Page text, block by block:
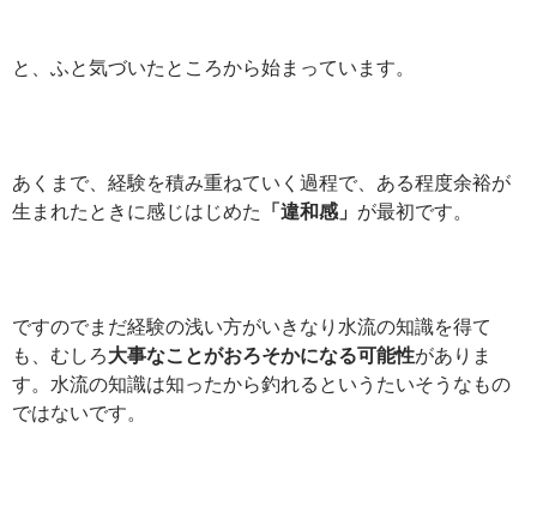
と、ふと気づいたところから始まっています。
あくまで、経験を積み重ねていく過程で、ある程度余裕が
生まれたときに感じはじめた 「違和感」 が最初です。
ですのでまだ経験の浅い方がいきなり水流の知識を得て
も、むしろ大事なことがおろそかになる可能性がありま
す。水流の知識は知ったから釣れるというたいそうなもの
ではないです。